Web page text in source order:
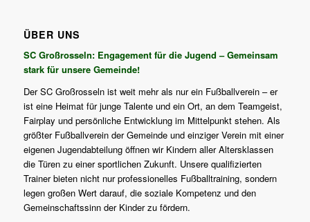
ÜBER UNS
SC Großrosseln: Engagement für die Jugend – Gemeinsam
stark für unsere Gemeinde!
Der SC Großrosseln ist weit mehr als nur ein Fußballverein – er
ist eine Heimat für junge Talente und ein Ort, an dem Teamgeist,
Fairplay und persönliche Entwicklung im Mittelpunkt stehen. Als
größter Fußballverein der Gemeinde und einziger Verein mit einer
eigenen Jugendabteilung öffnen wir Kindern aller Altersklassen
die Türen zu einer sportlichen Zukunft. Unsere qualifizierten
Trainer bieten nicht nur professionelles Fußballtraining, sondern
legen großen Wert darauf, die soziale Kompetenz und den
Gemeinschaftssinn der Kinder zu fördern.